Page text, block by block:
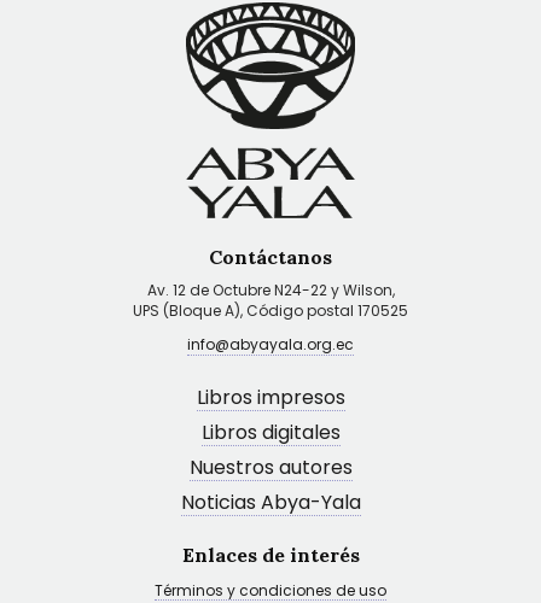
Contáctanos
Av. 12 de Octubre N24-22 y Wilson,
UPS (Bloque A), Código postal 170525
info@abyayala.org.ec
Libros impresos
Libros digitales
Nuestros autores
Noticias Abya-Yala
Enlaces de interés
Términos y condiciones de uso